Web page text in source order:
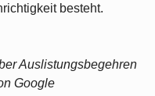
besteht.
Auslistungsbegehren
Google